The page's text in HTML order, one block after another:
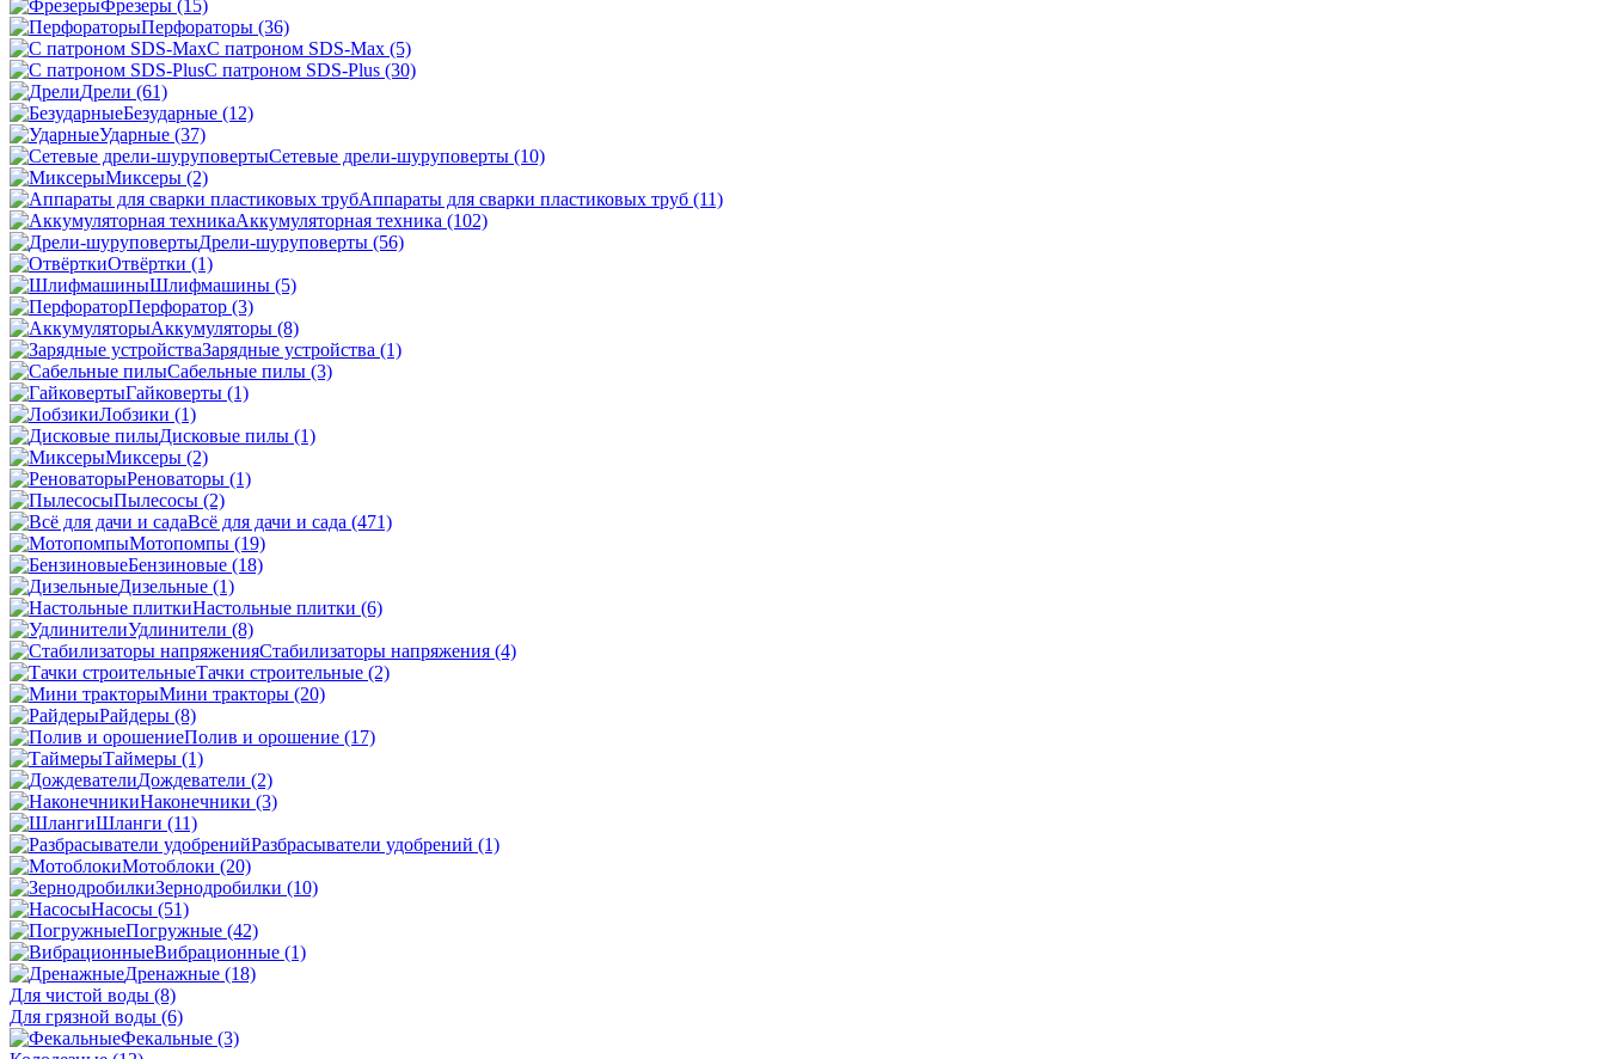
Фрезеры (15)
Перфораторы (36)
С патроном SDS-Max (5)
С патроном SDS-Plus (30)
Дрели (61)
Безударные (12)
Ударные (37)
Сетевые дрели-шуруповерты (10)
Миксеры (2)
Аппараты для сварки пластиковых труб (11)
Аккумуляторная техника (102)
Дрели-шуруповерты (56)
Отвёртки (1)
Шлифмашины (5)
Перфоратор (3)
Аккумуляторы (8)
Зарядные устройства (1)
Сабельные пилы (3)
Гайковерты (1)
Лобзики (1)
Дисковые пилы (1)
Миксеры (2)
Реноваторы (1)
Пылесосы (2)
Всё для дачи и сада (471)
Мотопомпы (19)
Бензиновые (18)
Дизельные (1)
Настольные плитки (6)
Удлинители (8)
Стабилизаторы напряжения (4)
Тачки строительные (2)
Мини тракторы (20)
Райдеры (8)
Полив и орошение (17)
Таймеры (1)
Дождеватели (2)
Наконечники (3)
Шланги (11)
Разбрасыватели удобрений (1)
Мотоблоки (20)
Зернодробилки (10)
Насосы (51)
Погружные (42)
Вибрационные (1)
Дренажные (18)
Для чистой воды (8)
Для грязной воды (6)
Фекальные (3)